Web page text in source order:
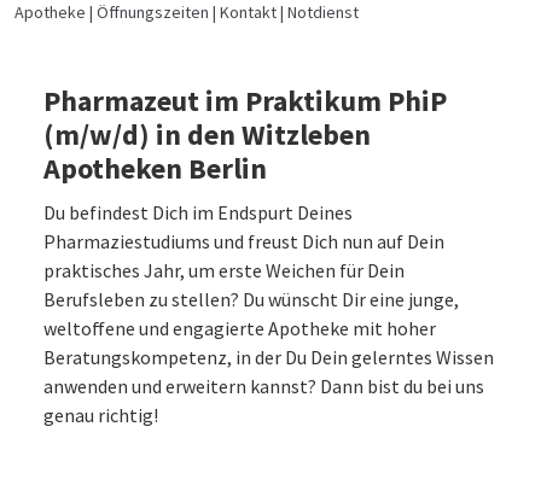
Apotheke Öffnungszeiten Kontakt Notdienst
Pharmazeut im Praktikum PhiP
(m/w/d) in den Witzleben
Apotheken Berlin
Du befindest Dich im Endspurt Deines
Pharmaziestudiums und freust Dich nun auf Dein
praktisches Jahr, um erste Weichen für Dein
Berufsleben zu stellen? Du wünscht Dir eine junge,
weltoffene und engagierte Apotheke mit hoher
Beratungskompetenz, in der Du Dein gelerntes Wissen
anwenden und erweitern kannst? Dann bist du bei uns
genau richtig!